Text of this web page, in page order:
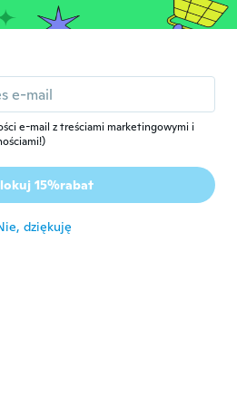
2016 29
2016 · 205
2015 · 50 opinie
e-mail z treściami marketingowymi i
15%rabat
dziękuję